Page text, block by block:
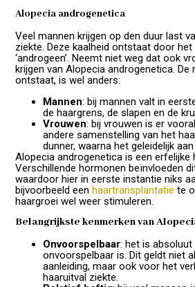
Alopecia androgenetica
Veel mannen krijgen op den duur last
ziekte. Deze kaalheid ontstaat door
‘androgeen’. Neemt niet weg dat ook
krijgen van Alopecia androgenetica.
ontstaat, is wel anders:
Mannen: bij mannen valt in
de haargrens, de slapen en de
Vrouwen: bij vrouwen is er
andere samenstelling van het
dunner, waarna het geleidelijk
Alopecia androgenetica is een erfelijke
Verschillende hormonen beïnvloeden
waardoor hier in eerste instantie niks
bijvoorbeeld eenhaartransplantatie te
haargroei wel weer stimuleren.
Belangrijkste kenmerken van
Onvoorspelbaar: het is
onvoorspelbaar is. Dit geldt niet
aanleiding, maar ook voor het
haaruitval ziekte.